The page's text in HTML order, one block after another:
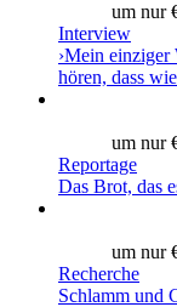
um nur
Interview
›Mein einziger
hören, dass
um nur
Reportage
Das Brot, das
um nur
Recherche
Schlamm und